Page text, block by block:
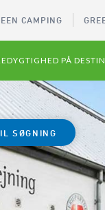
CAMPING
PÅ
SØGNING